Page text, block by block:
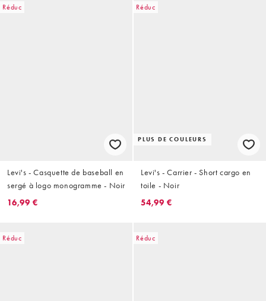
Réduc
Levi's - Casquette de baseball en
sergé à logo monogramme - Noir
16,99 €
Réduc
PLUS DE COULEURS
Levi's - Carrier - Short cargo en
toile - Noir
54,99 €
Réduc Réduc